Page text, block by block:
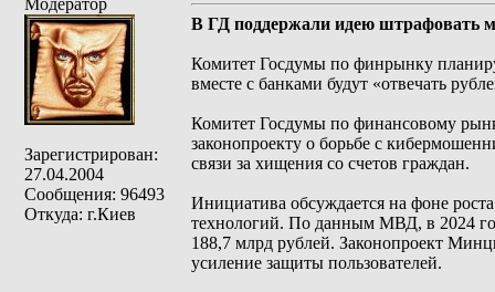
Модератор
Зарегистрирован:
27.04.2004
Сообщения: 96493
Откуда: г.Киев
В ГД поддержали идею штрафовать
Комитет Госдумы по финрынку
вместе с банками будут «отвечать
Комитет Госдумы по финансовому
законопроекту о борьбе с
связи за хищения со счетов граждан.
Инициатива обсуждается на фоне
технологий. По данным МВД, в 2024
188,7 млрд рублей. Законопроект
усиление защиты пользователей.